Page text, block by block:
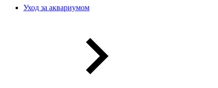
Уход за аквариумом